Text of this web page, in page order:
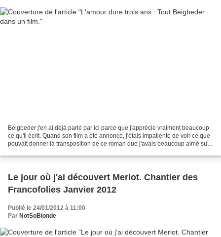
Beigbeder j'en ai déjà parlé par ici parce que j'apprécie vraiment beaucoup
ce qu'il écrit. Quand son film a été annoncé, j'étais impatiente de voir ce que
pouvait donner la transposition de ce roman que j'avais beaucoup aimé sur
Le jour où j'ai découvert Merlot. Chantier des
Francofolies Janvier 2012
Publié le 24/01/2012 à 11:00
Par NotSoBlonde